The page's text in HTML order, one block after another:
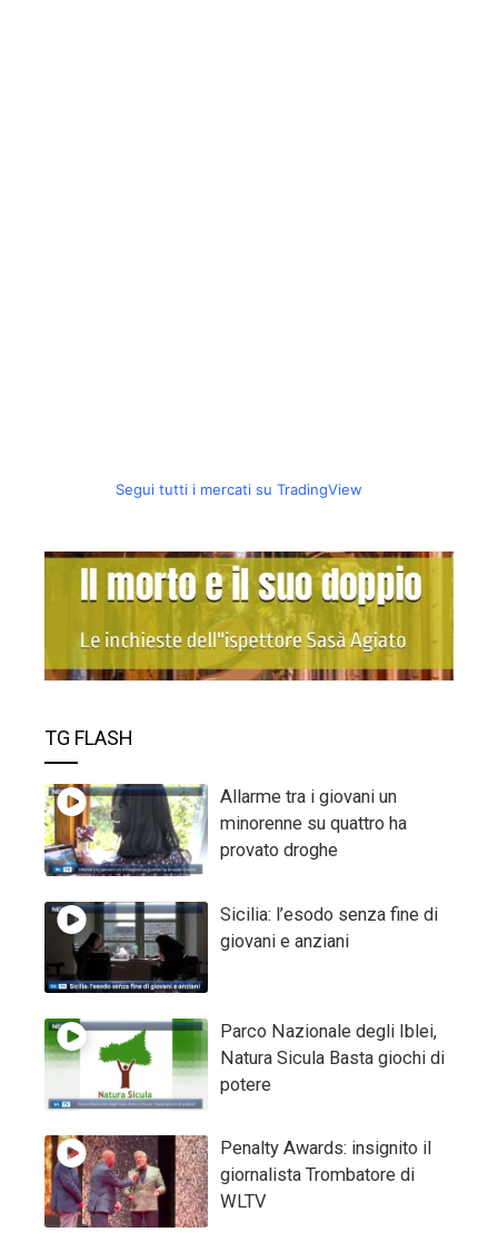
Segui tutti i mercati su TradingView
TG FLASH
Allarme tra i giovani un
minorenne su quattro ha
provato droghe
Sicilia: l’esodo senza fine di
giovani e anziani
Parco Nazionale degli Iblei,
Natura Sicula Basta giochi di
potere
Penalty Awards: insignito il
giornalista Trombatore di
WLTV